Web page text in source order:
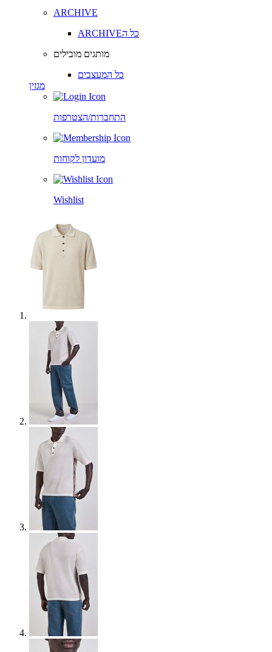
ARCHIVE
ARCHIVEכל ה
מותגים מובילים
כל המעצבים
מגזין
התחברות/הצטרפות
מועדון לקוחות
Wishlist